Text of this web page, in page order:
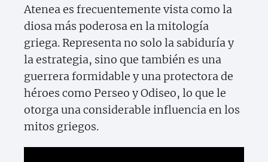
Atenea es frecuentemente vista como la
diosa más poderosa en la mitología
griega. Representa no solo la sabiduría y
la estrategia, sino que también es una
guerrera formidable y una protectora de
héroes como Perseo y Odiseo, lo que le
otorga una considerable influencia en los
mitos griegos.